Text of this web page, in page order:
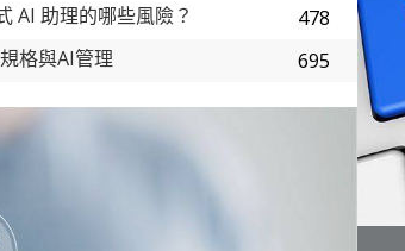
AI 助理的哪些風險？
478
格與AI管理
695